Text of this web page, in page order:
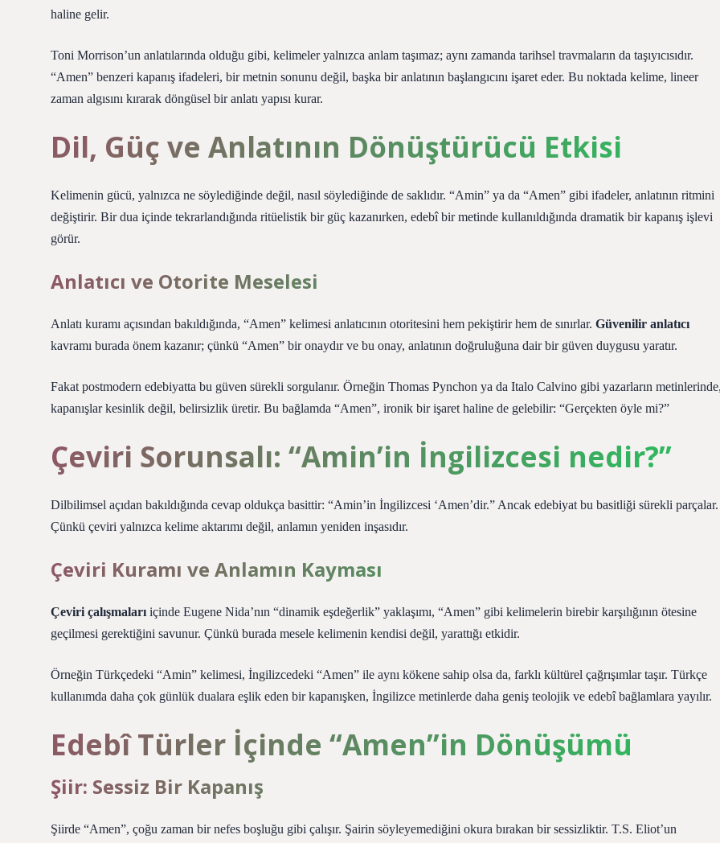
haline gelir.
Toni Morrison’un anlatılarında olduğu gibi, kelimeler yalnızca anlam taşımaz; aynı zamanda tarihsel travmaların da taşıyıcısıdır.
“Amen” benzeri kapanış ifadeleri, bir metnin sonunu değil, başka bir anlatının başlangıcını işaret eder. Bu noktada kelime, lineer
zaman algısını kırarak döngüsel bir anlatı yapısı kurar.
Dil, Güç ve Anlatının Dönüştürücü Etkisi
Kelimenin gücü, yalnızca ne söylediğinde değil, nasıl söylediğinde de saklıdır. “Amin” ya da “Amen” gibi ifadeler, anlatının ritmini
değiştirir. Bir dua içinde tekrarlandığında ritüelistik bir güç kazanırken, edebî bir metinde kullanıldığında dramatik bir kapanış işlevi
görür.
Anlatıcı ve Otorite Meselesi
Anlatı kuramı açısından bakıldığında, “Amen” kelimesi anlatıcının otoritesini hem pekiştirir hem de sınırlar. Güvenilir anlatıcı
kavramı burada önem kazanır; çünkü “Amen” bir onaydır ve bu onay, anlatının doğruluğuna dair bir güven duygusu yaratır.
Fakat postmodern edebiyatta bu güven sürekli sorgulanır. Örneğin Thomas Pynchon ya da Italo Calvino gibi yazarların
kapanışlar kesinlik değil, belirsizlik üretir. Bu bağlamda “Amen”, ironik bir işaret haline de gelebilir: “Gerçekten öyle mi?”
Çeviri Sorunsalı: “Amin’in İngilizcesi nedir?”
Dilbilimsel açıdan bakıldığında cevap oldukça basittir: “Amin’in İngilizcesi ‘Amen’dir.” Ancak edebiyat bu basitliği sürekli parçalar.
Çünkü çeviri yalnızca kelime aktarımı değil, anlamın yeniden inşasıdır.
Çeviri Kuramı ve Anlamın Kayması
Çeviri çalışmaları içinde Eugene Nida’nın “dinamik eşdeğerlik” yaklaşımı, “Amen” gibi kelimelerin birebir karşılığının ötesine
geçilmesi gerektiğini savunur. Çünkü burada mesele kelimenin kendisi değil, yarattığı etkidir.
Örneğin Türkçedeki “Amin” kelimesi, İngilizcedeki “Amen” ile aynı kökene sahip olsa da, farklı kültürel çağrışımlar taşır. Türkçe
kullanımda daha çok günlük dualara eşlik eden bir kapanışken, İngilizce metinlerde daha geniş teolojik ve edebî bağlamlara yayılır.
Edebî Türler İçinde “Amen”in Dönüşümü
Şiir: Sessiz Bir Kapanış
Şiirde “Amen”, çoğu zaman bir nefes boşluğu gibi çalışır. Şairin söyleyemediğini okura bırakan bir sessizliktir. T.S. Eliot’un